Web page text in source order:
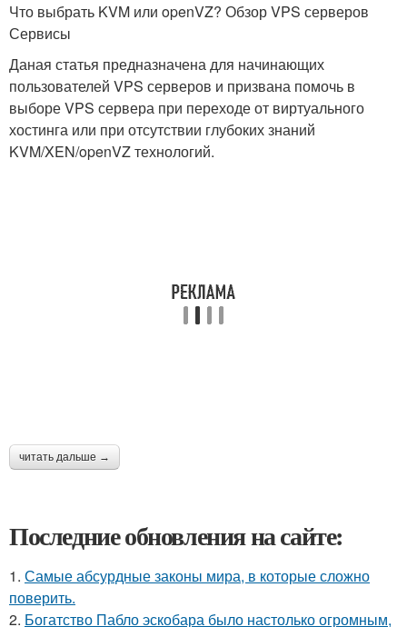
Что выбрать KVM или openVZ? Обзор VPS серверов
Сервисы
Даная статья предназначена для начинающих
пользователей VPS серверов и призвана помочь в
выборе VPS сервера при переходе от виртуального
хостинга или при отсутствии глубоких знаний
KVM/XEN/openVZ технологий.
читать дальше →
Последние обновления на сайте:
1. Самые абсурдные законы мира, в которые сложно
поверить.
2. Богатство Пабло эскобара было настолько огромным,